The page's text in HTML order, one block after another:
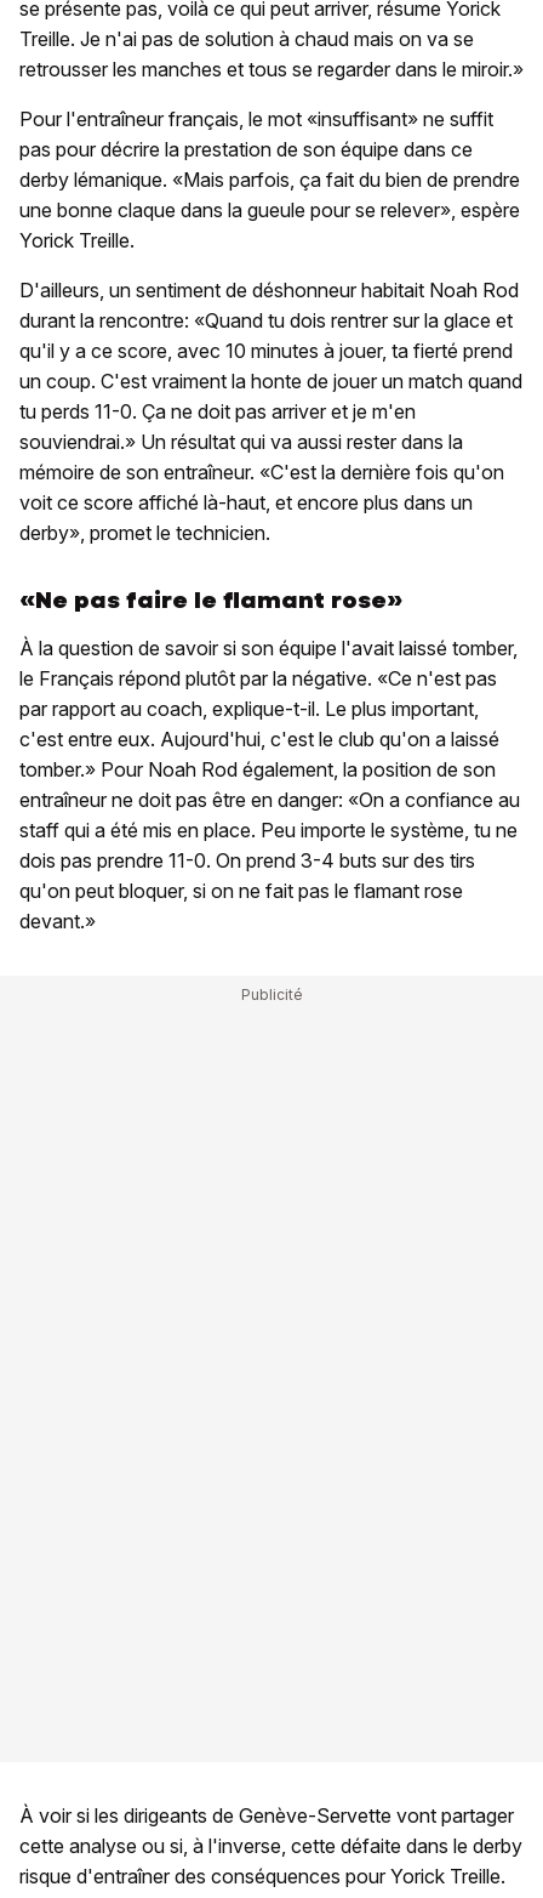
se présente pas, voilà ce qui peut arriver, résume Yorick
Treille. Je n'ai pas de solution à chaud mais on va se
retrousser les manches et tous se regarder dans le miroir.»
Pour l'entraîneur français, le mot «insuffisant» ne suffit
pas pour décrire la prestation de son équipe dans ce
derby lémanique. «Mais parfois, ça fait du bien de prendre
une bonne claque dans la gueule pour se relever», espère
Yorick Treille.
D'ailleurs, un sentiment de déshonneur habitait Noah Rod
durant la rencontre: «Quand tu dois rentrer sur la glace et
qu'il y a ce score, avec 10 minutes à jouer, ta fierté prend
un coup. C'est vraiment la honte de jouer un match quand
tu perds 11-0. Ça ne doit pas arriver et je m'en
souviendrai.» Un résultat qui va aussi rester dans la
mémoire de son entraîneur. «C'est la dernière fois qu'on
voit ce score affiché là-haut, et encore plus dans un
derby», promet le technicien.
«Ne pas faire le flamant rose»
À la question de savoir si son équipe l'avait laissé tomber,
le Français répond plutôt par la négative. «Ce n'est pas
par rapport au coach, explique-t-il. Le plus important,
c'est entre eux. Aujourd'hui, c'est le club qu'on a laissé
tomber.» Pour Noah Rod également, la position de son
entraîneur ne doit pas être en danger: «On a confiance au
staff qui a été mis en place. Peu importe le système, tu ne
dois pas prendre 11-0. On prend 3-4 buts sur des tirs
qu'on peut bloquer, si on ne fait pas le flamant rose
devant.»
À voir si les dirigeants de Genève-Servette vont partager
cette analyse ou si, à l'inverse, cette défaite dans le derby
risque d'entraîner des conséquences pour Yorick Treille.